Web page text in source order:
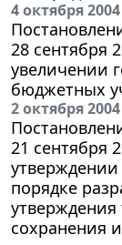
4 октября 2004
28 сентября
увеличении
бюджетных
2 октября 2004
21 сентября
порядке
сохранения